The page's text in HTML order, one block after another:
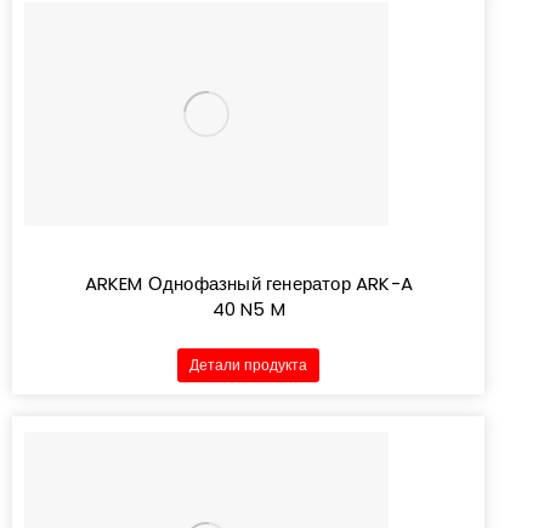
ARKEM Однофазный генератор ARK-A
40 N5 M
Детали продукта